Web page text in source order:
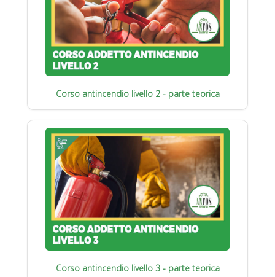
Corso antincendio livello 2 - parte teorica
Corso antincendio livello 3 - parte teorica